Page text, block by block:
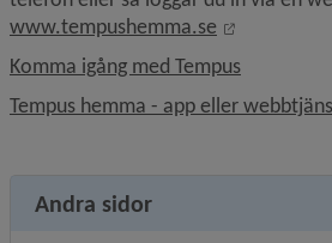
www.tempushemma.se
Länk till
Komma igång med Tempus
Tempus hemma - app eller
Andra sidor